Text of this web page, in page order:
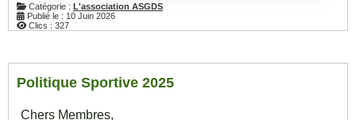
Catégorie : L'association ASGDS
Publié le : 10 Juin 2026
Clics : 327
Politique Sportive 2025
Chers Membres,